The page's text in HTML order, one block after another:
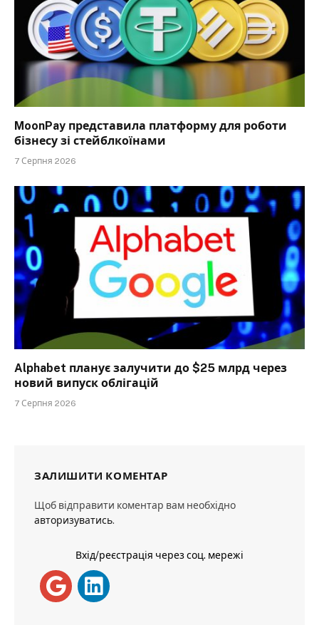
MoonPay представила платформу для роботи
бізнесу зі стейблкоїнами
7 Серпня 2026
Alphabet планує залучити до $25 млрд через
новий випуск облігацій
7 Серпня 2026
ЗАЛИШИТИ КОМЕНТАР
Щоб відправити коментар вам необхідно
авторизуватись.
Вхід/реєстрація через соц. мережі